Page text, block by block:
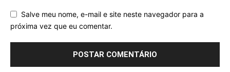
Salve meu nome, e-mail e site neste navegador para a
próxima vez que eu comentar.